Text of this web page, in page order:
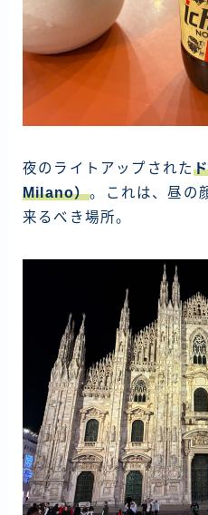
夜のライトアップされた
Milano）。これは、昼の
来るべき場所。